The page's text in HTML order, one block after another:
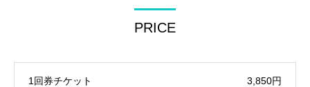
PRICE
1回券チケット 3,850円